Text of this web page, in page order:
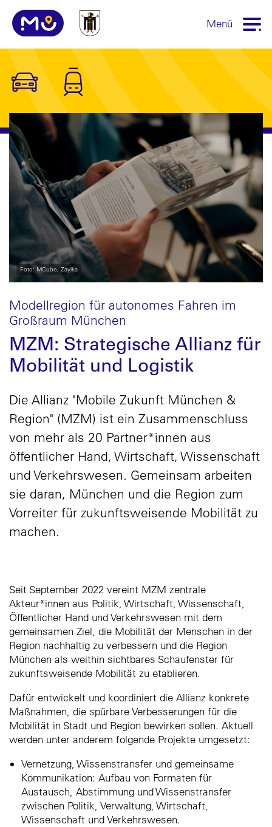
Menü
Modellregion für autonomes Fahren im
Großraum München
MZM: Strategische Allianz für
Mobilität und Logistik
Die Allianz "Mobile Zukunft München &
Region" (MZM) ist ein Zusammenschluss
von mehr als 20 Partner*innen aus
öffentlicher Hand, Wirtschaft, Wissenschaft
und Verkehrswesen. Gemeinsam arbeiten
sie daran, München und die Region zum
Vorreiter für zukunftsweisende Mobilität zu
machen.
Foto: MCube, Zayika
Seit September 2022 vereint MZM zentrale
Akteur*innen aus Politik, Wirtschaft, Wissenschaft,
Öffentlicher Hand und Verkehrswesen mit dem
gemeinsamen Ziel, die Mobilität der Menschen in der
Region nachhaltig zu verbessern und die Region
München als weithin sichtbares Schaufenster für
zukunftsweisende Mobilität zu etablieren.
Dafür entwickelt und koordiniert die Allianz konkrete
Maßnahmen, die spürbare Verbesserungen für die
Mobilität in Stadt und Region bewirken sollen. Aktuell
werden unter anderem folgende Projekte umgesetzt:
Vernetzung, Wissenstransfer und gemeinsame
Kommunikation: Aufbau von Formaten für
Austausch, Abstimmung und Wissenstransfer
zwischen Politik, Verwaltung, Wirtschaft,
Wissenschaft und Verkehrswesen.